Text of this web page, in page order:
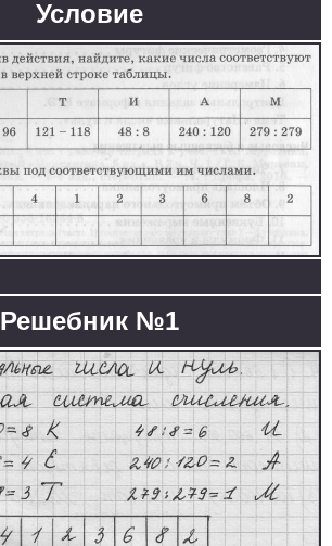
Условие
Решебник №1